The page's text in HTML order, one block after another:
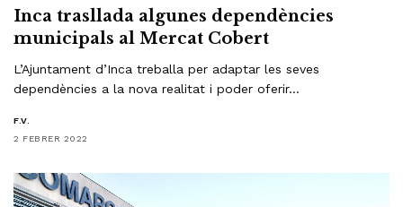
Inca trasllada algunes dependències
municipals al Mercat Cobert
L’Ajuntament d’Inca treballa per adaptar les seves
dependències a la nova realitat i poder oferir…
F.V.
2 FEBRER 2022